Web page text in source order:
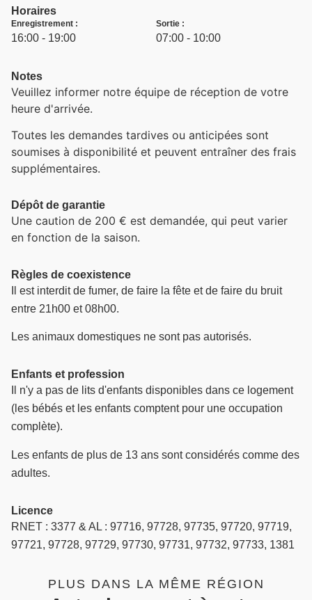
Horaires
Enregistrement :
16:00 - 19:00
Sortie :
07:00 - 10:00
Notes
Veuillez informer notre équipe de réception de votre
heure d'arrivée.
Toutes les demandes tardives ou anticipées sont
soumises à disponibilité et peuvent entraîner des frais
supplémentaires.
Dépôt de garantie
Une caution de 200 € est demandée, qui peut varier
en fonction de la saison.
Règles de coexistence
Il est interdit de fumer, de faire la fête et de faire du bruit
entre 21h00 et 08h00.
Les animaux domestiques ne sont pas autorisés.
Enfants et profession
Il n'y a pas de lits d'enfants disponibles dans ce logement
(les bébés et les enfants comptent pour une occupation
complète).
Les enfants de plus de 13 ans sont considérés comme des
adultes.
Licence
RNET : 3377 & AL : 97716, 97728, 97735, 97720, 97719,
97721, 97728, 97729, 97730, 97731, 97732, 97733, 1381
PLUS DANS LA MÊME RÉGION